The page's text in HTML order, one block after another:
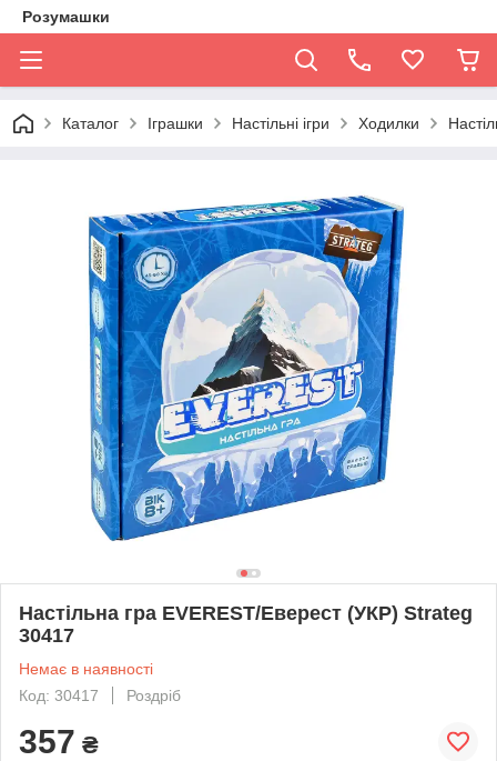
Розумашки
Каталог Іграшки Настільні ігри Ходилки
Настільна гра EVEREST/Еверест (УКР) Strateg
30417
Немає в наявності
Код: 30417
Роздріб
357 ₴